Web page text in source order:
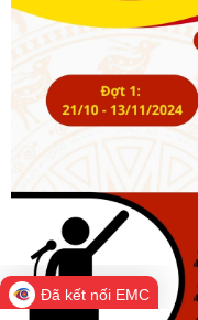
Đã kết nối EMC